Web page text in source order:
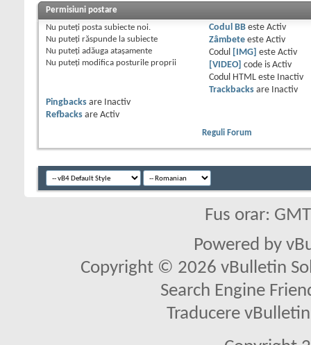
Permisiuni postare
Nu puteţi posta subiecte noi.
Nu puteţi răspunde la subiecte
Nu puteţi adăuga ataşamente
Nu puteţi modifica posturile proprii
Codul BBeste Activ
Zâmbeteeste Activ
Codul
[IMG] este Activ
[VIDEO]
code is Activ
Codul HTML este
Inactiv
Trackbacksare
Inactiv
Pingbacks are
Inactiv
Refbacks are Activ
Reguli Forum
Fus orar:
Powered by
Copyright © 2026 vBulletin
Search Engine
Traducere